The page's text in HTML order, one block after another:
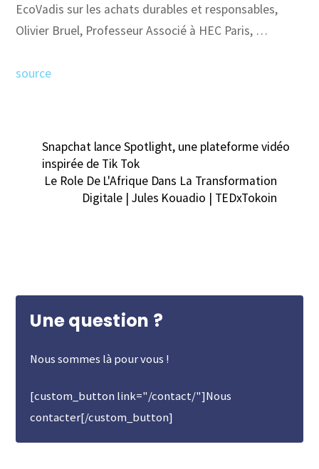
EcoVadis sur les achats durables et responsables,
Olivier Bruel, Professeur Associé à HEC Paris, …
source
Snapchat lance Spotlight, une plateforme vidéo
inspirée de Tik Tok
Le Role De L'Afrique Dans La Transformation
Digitale | Jules Kouadio | TEDxTokoin
Une question ?
Nous sommes là pour vous !
[custom_button link="/contact/"]Nous
contacter[/custom_button]